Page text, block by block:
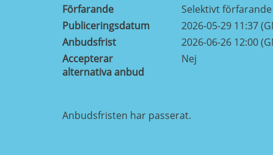
Förfarande
Selektivt förfarande
Publiceringsdatum
2026-05-29 11:37
Anbudsfrist
2026-06-26 12:00
Accepterar
alternativa anbud
Nej
Anbudsfristen har passerat.